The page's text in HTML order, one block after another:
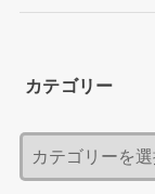
カテゴリー